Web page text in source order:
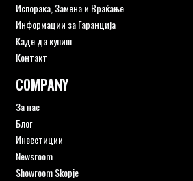
Испорака, Замена и Враќање
Информации за Гаранција
Каде да купиш
Контакт
COMPANY
За нас
Блог
Инвестиции
Newsroom
Showroom Skopje